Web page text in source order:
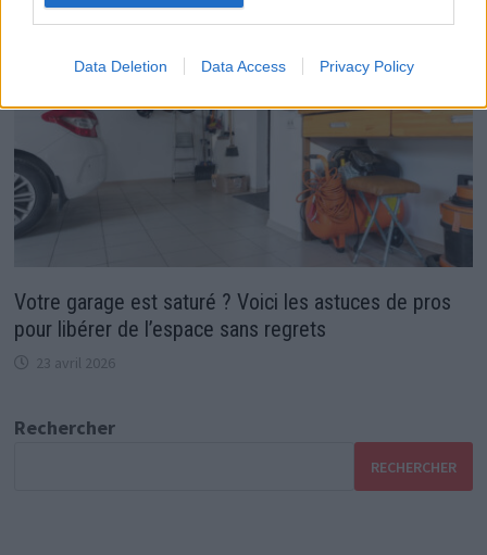
Data Deletion Data Access Privacy Policy
Votre garage est saturé ? Voici les astuces de pros
pour libérer de l’espace sans regrets
23 avril 2026
Rechercher
RECHERCHER